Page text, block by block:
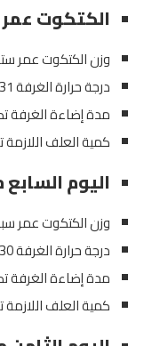
الكتكوت
وزن الكتكوت عمر ستة
درجة حرارة الغرفة 31 درجة مئوية.
مدة إضاءة الغرفة تصل
كمية العلف اللازمة تصل
اليوم
وزن الكتكوت عمر سبعة
درجة حرارة الغرفة 30 درجة مئوية.
مدة إضاءة الغرفة تصل
كمية العلف اللازمة تصل